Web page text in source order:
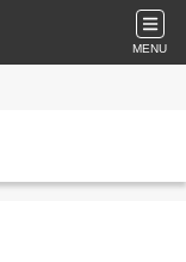
MENU